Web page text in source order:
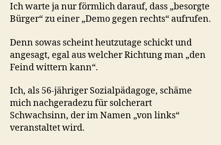
Ich warte ja nur förmlich darauf, dass „besorgte
Bürger“ zu einer „Demo gegen rechts“ aufrufen.
Denn sowas scheint heutzutage schickt und
angesagt, egal aus welcher Richtung man „den
Feind wittern kann“.
Ich, als 56-jähriger Sozialpädagoge, schäme
mich nachgeradezu für solcherart
Schwachsinn, der im Namen „von links“
veranstaltet wird.